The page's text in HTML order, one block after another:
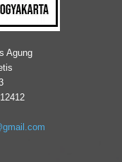
Agung